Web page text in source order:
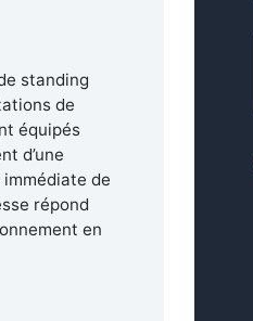
standing
de
équipés
d’une
de
répond
en